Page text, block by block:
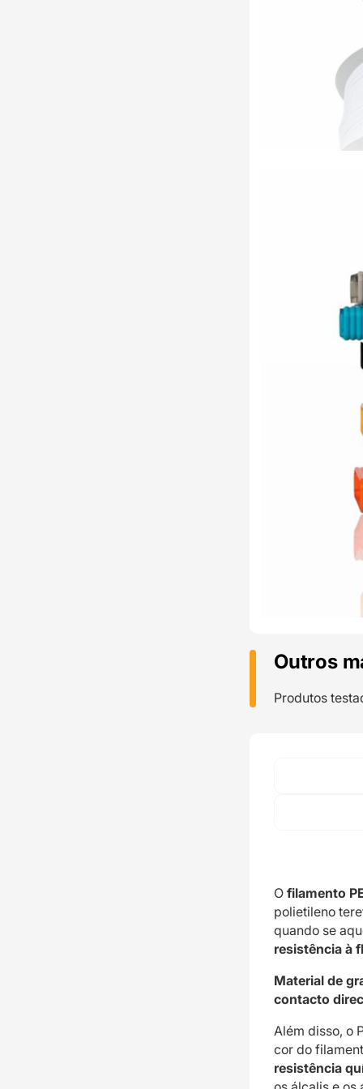
Outros
Produtos
O filamento
polietileno
quando se
resistência à
Material de
contacto
Além disso, o
cor do
resistência